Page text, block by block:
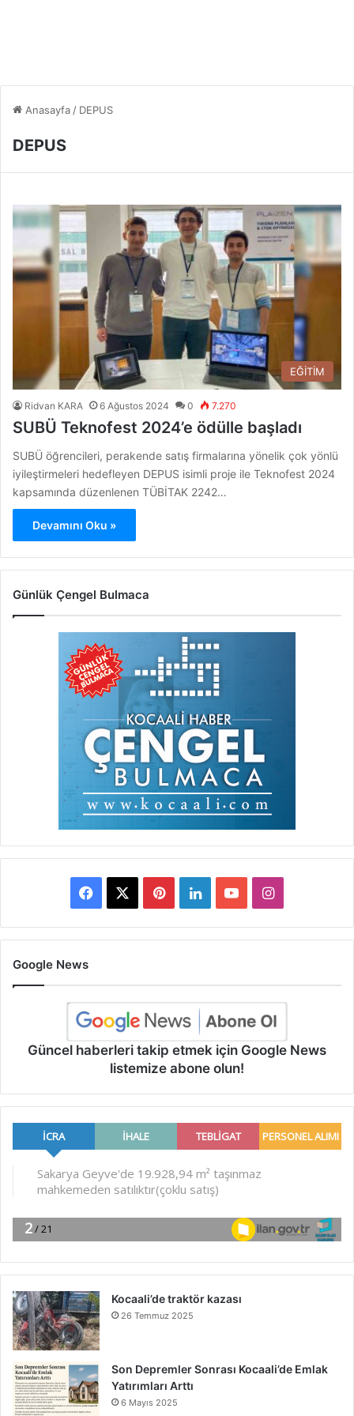
Anasayfa / DEPUS
DEPUS
EĞİTİM
Ridvan KARA 6 Ağustos 2024 0 7.270
SUBÜ Teknofest 2024’e ödülle başladı
SUBÜ öğrencileri, perakende satış firmalarına yönelik çok yönlü
iyileştirmeleri hedefleyen DEPUS isimli proje ile Teknofest 2024
kapsamında düzenlenen TÜBİTAK 2242…
Devamını Oku »
Günlük Çengel Bulmaca
Facebook PinterestLinkedInYouTubeInstagram
Google News
Güncel haberleri takip etmek için Google News
listemize abone olun!
Kocaali’de traktör kazası
26 Temmuz 2025
Son Depremler Sonrası Kocaali’de Emlak
Yatırımları Arttı
6 Mayıs 2025